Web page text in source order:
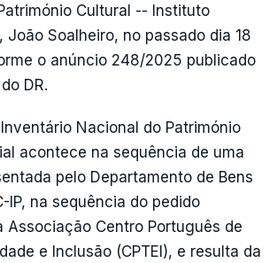
Cultural -- Instituto
João Soalheiro, no passado dia 18
o anúncio 248/2025 publicado
DR.
Nacional do Património
acontece na sequência de uma
pelo Departamento de Bens
IP, na sequência do pedido
Associação Centro Português de
e Inclusão (CPTEI), e resulta da